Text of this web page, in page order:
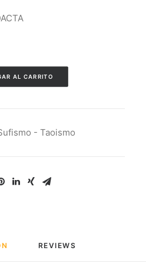
AL CARRITO
- Taoismo
REVIEWS